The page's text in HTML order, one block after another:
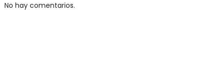
No hay comentarios.